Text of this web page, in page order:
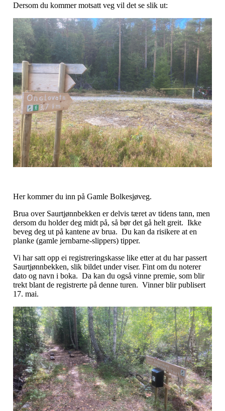
Dersom du kommer motsatt veg vil det se slik ut:
Her kommer du inn på Gamle Bolkesjøveg.
Brua over Saurtjønnbekken er delvis tæret av tidens tann, men
dersom du holder deg midt på, så bør det gå helt greit. Ikke
beveg deg ut på kantene av brua. Du kan da risikere at en
planke (gamle jernbarne-slippers) tipper.
Vi har satt opp ei registreringskasse like etter at du har passert
Saurtjønnbekken, slik bildet under viser. Fint om du noterer
dato og navn i boka. Da kan du også vinne premie, som blir
trekt blant de registrerte på denne turen. Vinner blir publisert
17. mai.